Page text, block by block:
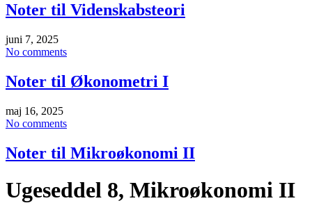
Noter til Videnskabsteori
juni 7, 2025
No comments
Noter til Økonometri I
maj 16, 2025
No comments
Noter til Mikroøkonomi II
Ugeseddel 8, Mikroøkonomi II